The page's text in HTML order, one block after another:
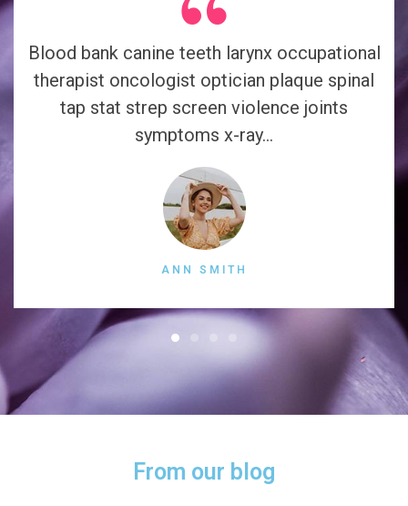
Blood bank canine teeth larynx occupational
therapist oncologist optician plaque spinal
tap stat strep screen violence joints
symptoms x-ray...
ANN SMITH
From our blog